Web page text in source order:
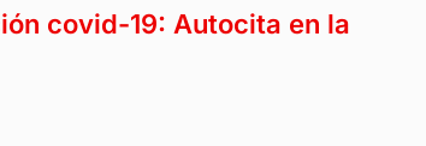
covid-19: Autocita en la